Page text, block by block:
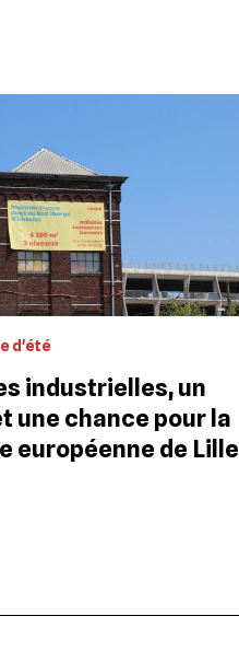
d'été
industrielles, un
une chance pour la
européenne de Lille